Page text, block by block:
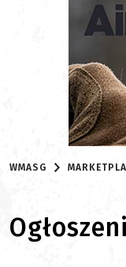
WMASG